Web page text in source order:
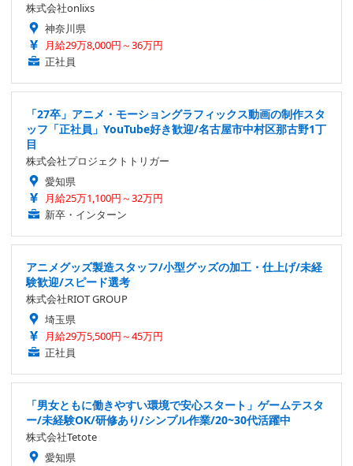
株式会社onlixs
神奈川県
月給29万8,000円～36万円
正社員
「27卒」アニメ・モーショングラフィックス動画の制作スタ
ッフ「正社員」YouTube好き歓迎/名古屋市中村区那古野1丁
目
株式会社プロジェクトトリガー
愛知県
月給25万1,100円～32万円
新卒・インターン
アニメグッズ製造スタッフ/小型グッズの加工・仕上げ/未経
験歓迎/スピード選考
株式会社RIOT GROUP
埼玉県
月給29万5,500円～45万円
正社員
「男女ともに働きやすい環境で安心スタート」ゲームテスタ
ー/未経験OK/研修あり/シンプル作業/20~30代活躍中
株式会社Tetote
愛知県